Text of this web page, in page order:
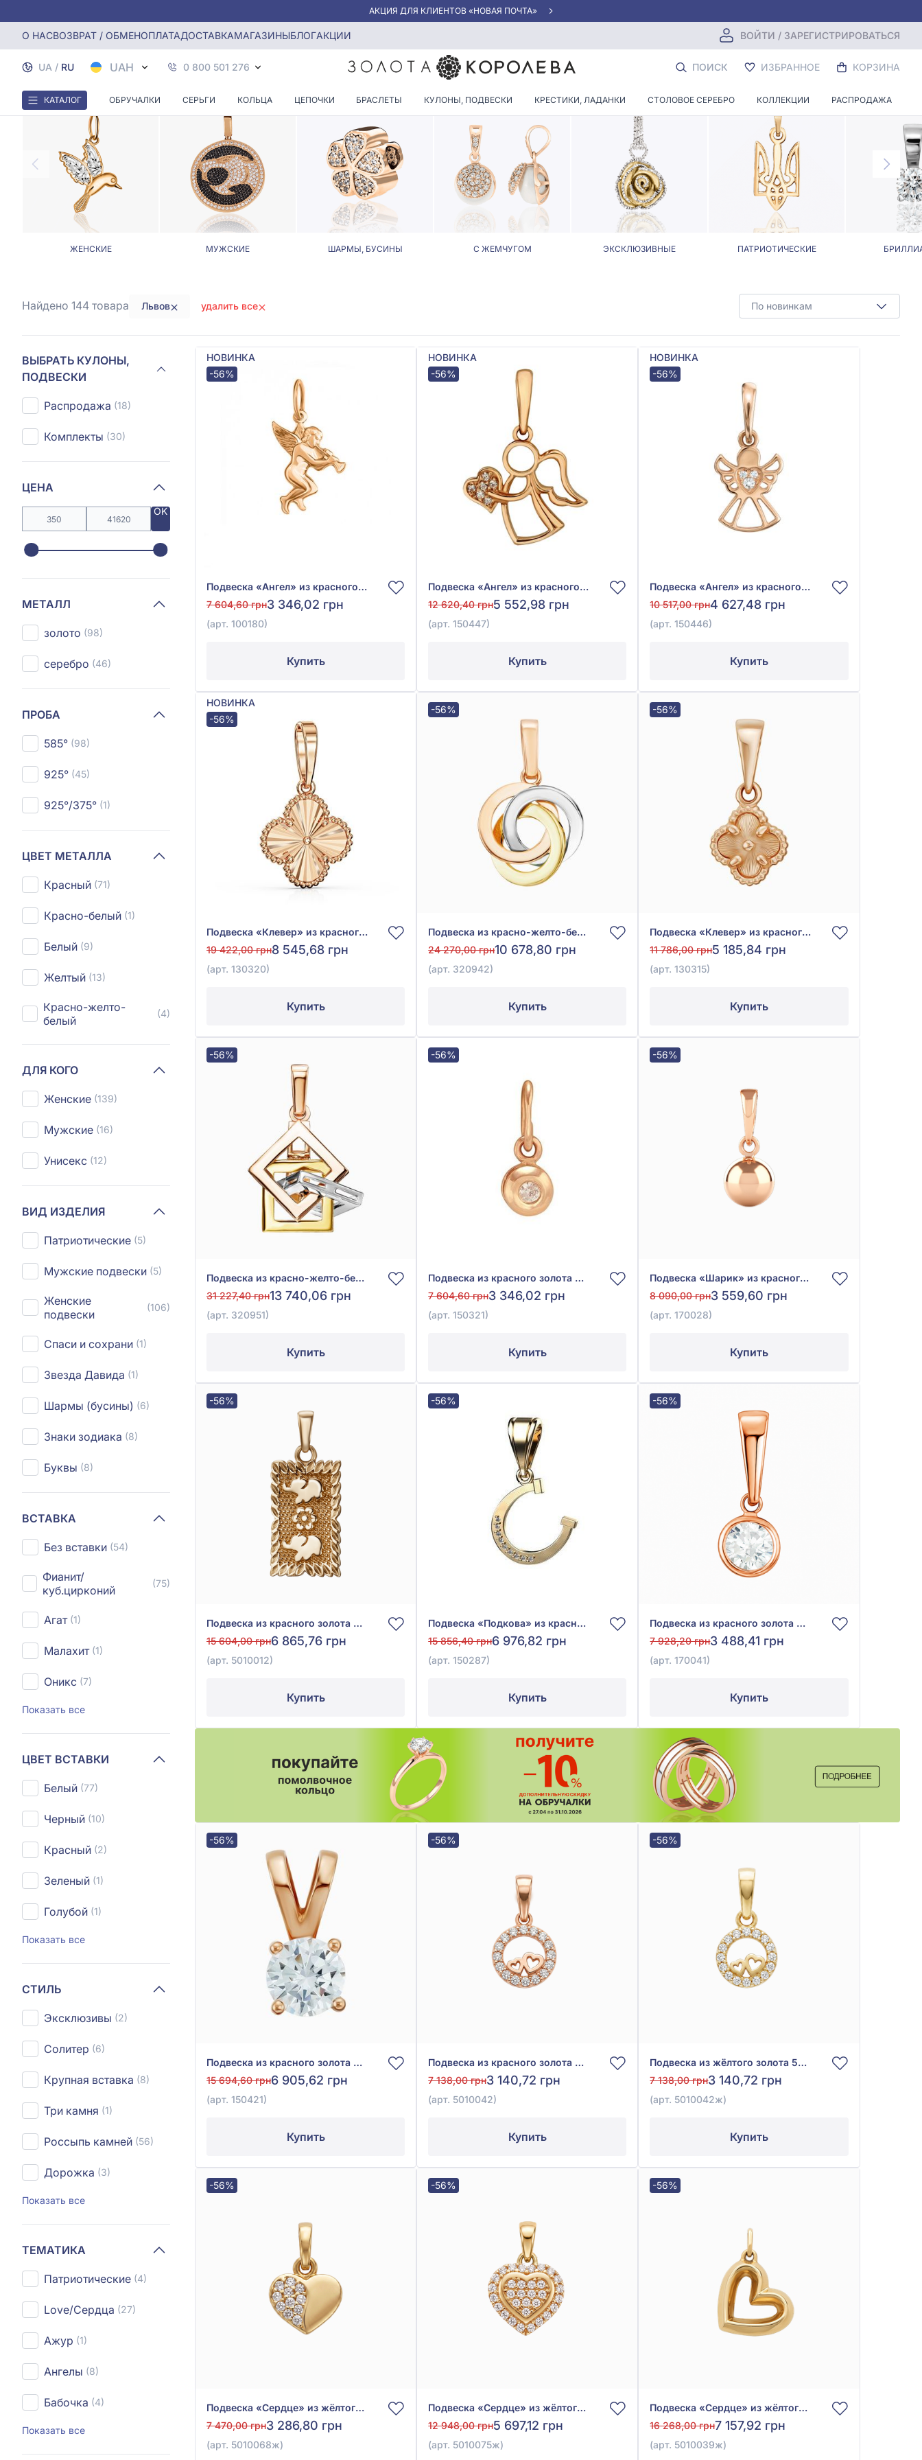
АКЦИЯ ДЛЯ КЛИЕНТОВ «НОВАЯ ПОЧТА»
О НАСВОЗВРАТ / ОБМЕНОПЛАТАДОСТАВКАМАГАЗИНЫБЛОГАКЦИИ ВОЙТИ / ЗАРЕГИСТРИРОВАТЬСЯ
UA / RU UAH 0 800 501 276 ПОИСК ИЗБРАННОЕ КОРЗИНА
КАТАЛОГ ОБРУЧАЛКИ СЕРЬГИ КОЛЬЦА ЦЕПОЧКИ БРАСЛЕТЫ КУЛОНЫ, ПОДВЕСКИ КРЕСТИКИ, ЛАДАНКИ СТОЛОВОЕ СЕРЕБРО КОЛЛЕКЦИИ РАСПРОДАЖА
Главная Кулоны, Подвески Кулоны и подвески во Львове
КУЛОНЫ И ПОДВЕСКИ ВО ЛЬВОВЕ
ЖЕНСКИЕ МУЖСКИЕ ШАРМЫ, БУСИНЫ С ЖЕМЧУГОМ ЭКСКЛЮЗИВНЫЕ ПАТРИОТИЧЕСКИЕ
По новинкам
Найдено 144 товара Львов удалить все
ВЫБРАТЬ КУЛОНЫ,
ПОДВЕСКИ
Распродажа (18)
Комплекты (30)
ЦЕНА
OK
МЕТАЛЛ
золото (98)
серебро (46)
ПРОБА
585° (98)
925° (45)
925°/375° (1)
ЦВЕТ МЕТАЛЛА
Красный (71)
Красно-белый (1)
Белый (9)
Желтый (13)
Красно-желто-
белый
(4)
ДЛЯ КОГО
Женские (139)
Мужские (16)
Унисекс (12)
ВИД ИЗДЕЛИЯ
Патриотические (5)
Мужские подвески (5)
Женские
подвески
(106)
Спаси и сохрани (1)
Звезда Давида (1)
Шармы (бусины) (6)
Знаки зодиака (8)
Буквы (8)
ВСТАВКА
Без вставки (54)
Фианит/
куб.цирконий
(75)
Агат (1)
Малахит (1)
Оникс (7)
Показать все
ЦВЕТ ВСТАВКИ
Белый (77)
Черный (10)
Красный (2)
Зеленый (1)
Голубой (1)
Показать все
СТИЛЬ
Эксклюзивы (2)
Солитер (6)
Крупная вставка (8)
Три камня (1)
Россыпь камней (56)
Дорожка (3)
Показать все
ТЕМАТИКА
Патриотические (4)
Love/Сердца (27)
Ажур (1)
Ангелы (8)
Бабочка (4)
Показать все
НОВИНКА
-56%
Подвеска «Ангел» из красного золота 585°, без вставки, арт. 100180
7 604,60 грн3 346,02 грн
(арт. 100180)
Купить
НОВИНКА
-56%
Подвеска «Ангел» из красного золота 585° с фианитом, арт. 150447
12 620,40 грн5 552,98 грн
(арт. 150447)
Купить
НОВИНКА
-56%
Подвеска «Ангел» из красного золота 585° с фианитом, арт. 150446
10 517,00 грн4 627,48 грн
(арт. 150446)
Купить
НОВИНКА
-56%
Подвеска «Клевер» из красного золота 585°, без вставки, арт. 130320
19 422,00 грн8 545,68 грн
(арт. 130320)
Купить
-56%
Подвеска из красно-желто-белого золота 585° без вставки, арт. 320942
24 270,00 грн10 678,80 грн
(арт. 320942)
Купить
-56%
Подвеска «Клевер» из красного золота 585° без вставки, арт. 130315
11 786,00 грн5 185,84 грн
(арт. 130315)
Купить
-56%
Подвеска из красно-желто-белого золота 585°, без вставки, арт. 320951
31 227,40 грн13 740,06 грн
(арт. 320951)
Купить
-56%
Подвеска из красного золота 585° с фианитом, арт. 150321
7 604,60 грн3 346,02 грн
(арт. 150321)
Купить
-56%
Подвеска «Шарик» из красного золота 585° без вставки, арт. 170028
8 090,00 грн3 559,60 грн
(арт. 170028)
Купить
-56%
Подвеска из красного золота 585° без вставки, арт. 5010012
15 604,00 грн6 865,76 грн
(арт. 5010012)
Купить
-56%
Подвеска «Подкова» из красного золота 585° с фианитом, арт. 150287
15 856,40 грн6 976,82 грн
(арт. 150287)
Купить
-56%
Подвеска из красного золота 585° с фианитом (куб. цирконий), арт. 170041
7 928,20 грн3 488,41 грн
(арт. 170041)
Купить
-56%
Подвеска из красного золота 585° с фианитом, арт. 150421
15 694,60 грн6 905,62 грн
(арт. 150421)
Купить
-56%
Подвеска из красного золота 585° с фианитом/куб.цирконием, арт. 5010042
7 138,00 грн3 140,72 грн
(арт. 5010042)
Купить
-56%
Подвеска из жёлтого золота 585° с фианитом, арт. 5010042ж
7 138,00 грн3 140,72 грн
(арт. 5010042ж)
Купить
-56%
Подвеска «Сердце» из жёлтого золота 585° с фианитом, арт. 5010068ж
7 470,00 грн3 286,80 грн
(арт. 5010068ж)
-56%
Подвеска «Сердце» из жёлтого золота 585° с фианитом, арт. 5010075ж
12 948,00 грн5 697,12 грн
(арт. 5010075ж)
-56%
Подвеска «Сердце» из жёлтого золота 585° без вставки, арт. 5010039ж
16 268,00 грн7 157,92 грн
(арт. 5010039ж)